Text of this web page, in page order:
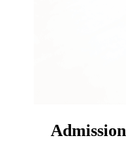
Admission